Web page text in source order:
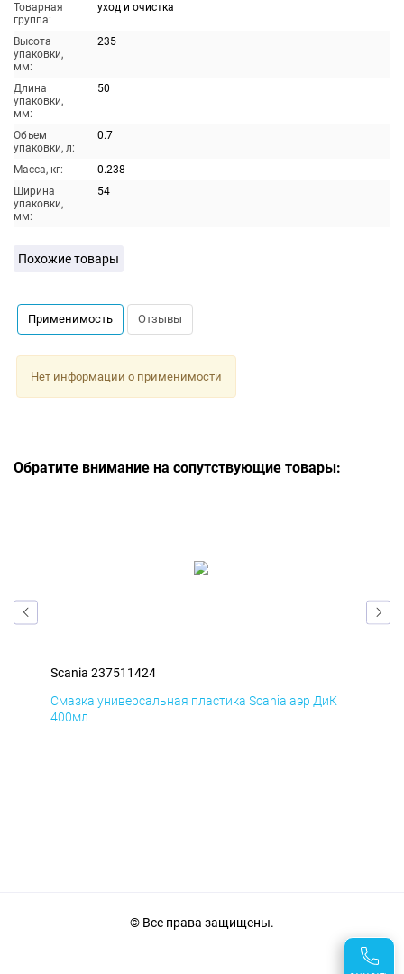
Товарная
группа:
уход и очистка
Высота
упаковки,
мм:
235
Длина
упаковки,
мм:
50
Объем
упаковки, л:
0.7
Масса, кг:
0.238
Ширина
упаковки,
мм:
54
Похожие товары
Применимость Отзывы
Нет информации о применимости
Обратите внимание на сопутствующие товары:
Scania 237511424
Смазка универсальная пластика Scania аэр ДиК
400мл
© Все права защищены.